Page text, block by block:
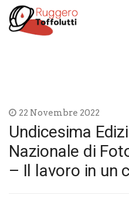
22 Novembre 2022
Undicesima
Nazionale di
– Il lavoro in un